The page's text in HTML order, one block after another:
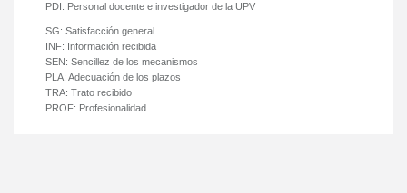
PDI: Personal docente e investigador de la UPV
SG: Satisfacción general
INF: Información recibida
SEN: Sencillez de los mecanismos
PLA: Adecuación de los plazos
TRA: Trato recibido
PROF: Profesionalidad